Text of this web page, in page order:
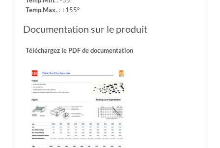
Temp.Max.: +155°
Documentation sur le produit
Téléchargez le PDF de documentation